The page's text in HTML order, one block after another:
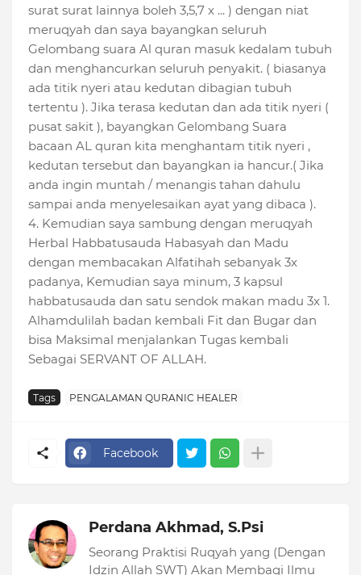
surat surat lainnya boleh 3,5,7 x ... ) dengan niat
meruqyah dan saya bayangkan seluruh
Gelombang suara Al quran masuk kedalam tubuh
dan menghancurkan seluruh penyakit. ( biasanya
ada titik nyeri atau kedutan dibagian tubuh
tertentu ). Jika terasa kedutan dan ada titik nyeri (
pusat sakit ), bayangkan Gelombang Suara
bacaan AL quran kita menghantam titik nyeri ,
kedutan tersebut dan bayangkan ia hancur.( Jika
anda ingin muntah / menangis tahan dahulu
sampai anda menyelesaikan ayat yang dibaca ).
4. Kemudian saya sambung dengan meruqyah
Herbal Habbatusauda Habasyah dan Madu
dengan membacakan Alfatihah sebanyak 3x
padanya, Kemudian saya minum, 3 kapsul
habbatusauda dan satu sendok makan madu 3x 1.
Alhamdulilah badan kembali Fit dan Bugar dan
bisa Maksimal menjalankan Tugas kembali
Sebagai SERVANT OF ALLAH.
Tags PENGALAMAN QURANIC HEALER
Facebook
Perdana Akhmad, S.Psi
Seorang Praktisi Ruqyah yang (Dengan
Idzin Allah SWT) Akan Membagi Ilmu